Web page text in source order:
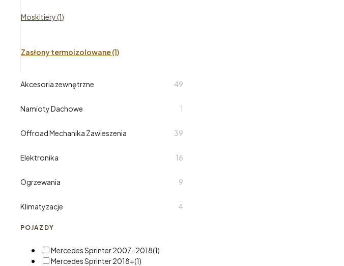
Moskitiery (1)
Zasłony termoizolowane (1)
Akcesoria zewnętrzne 49
Namioty Dachowe 1
Offroad Mechanika Zawieszenia 39
Elektronika 16
Ogrzewania 9
Klimatyzacje 4
POJAZDY
Mercedes Sprinter 2007–2018(1)
Mercedes Sprinter 2018+(1)